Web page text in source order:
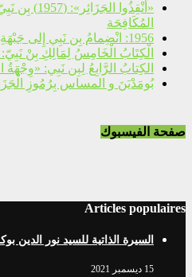
«أَنْقِذُوا
المُكَافِحَة
1956: انْضِمامُ بِن نَبِي إِلى جَبْهَةِ التَّحْرِيرِ الوَطَنِيِّ
الْكِتَابُ الْخَامِسُ لِمَالِكِ بِنْ نَبِيّ:
الكِتابُ الرَّابِعُ لِبِن نَبِي: «وِجْهَةُ
بُومَدْيَنَ و المساس بِرُمُوزِ
صفحة الفيسبوك
Articles populaires
السيرة الذاتية للسيد نور الدين
15 ديسمبر 2021